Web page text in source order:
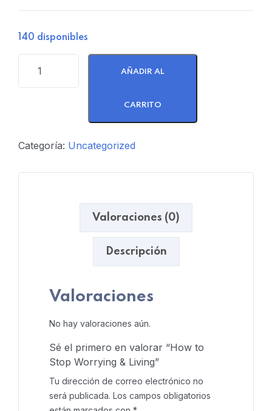
140 disponibles
AÑADIR AL
CARRITO
Categoría: Uncategorized
Valoraciones (0)
Descripción
Valoraciones
No hay valoraciones aún.
Sé el primero en valorar “How to
Stop Worrying & Living”
Tu dirección de correo electrónico no
será publicada. Los campos obligatorios